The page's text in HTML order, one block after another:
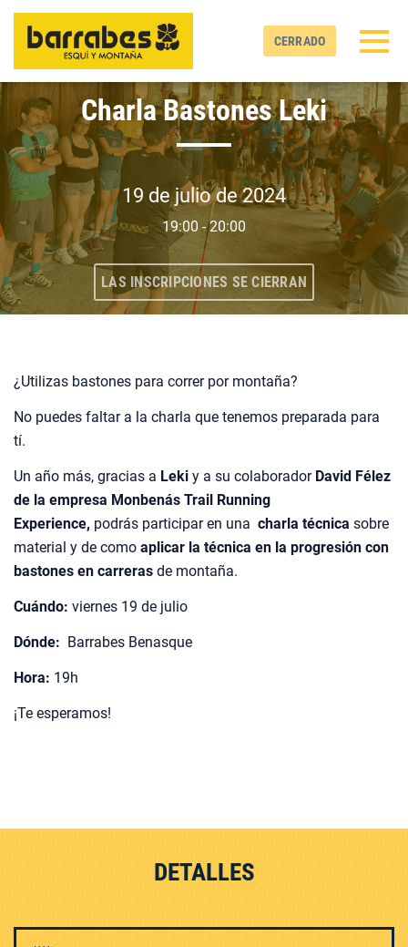
Skip to main content
CERRADO
barrabes
Charla Bastones Leki
19 de julio de 2024
19:00 - 20:00
LAS INSCRIPCIONES SE CIERRAN
¿Utilizas bastones para correr por montaña?
No puedes faltar a la charla que tenemos preparada para
tí.
Un año más, gracias a Leki y a su colaboradorDavid Félez
de la empresa Monbenás Trail Running
Experience, podrás participar en una charla técnica sobre
material y de como aplicar la técnica en la progresión con
bastones en carreras de montaña.
Cuándo: viernes 19 de julio
Dónde: Barrabes Benasque
Hora: 19h
¡Te esperamos!
DETALLES
Zona horaria detectada
OK